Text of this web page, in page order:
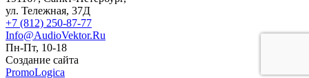
ул. Тележная, 37Д
+7 (812) 250-87-77
Info@AudioVektor.Ru
Пн-Пт, 10-18
Создание сайта
PromoLogica